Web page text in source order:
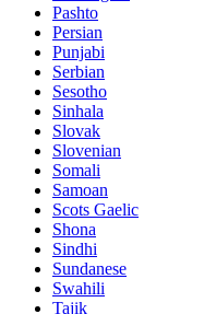
Pashto
Persian
Punjabi
Serbian
Sesotho
Sinhala
Slovak
Slovenian
Somali
Samoan
Scots Gaelic
Shona
Sindhi
Sundanese
Swahili
Tajik